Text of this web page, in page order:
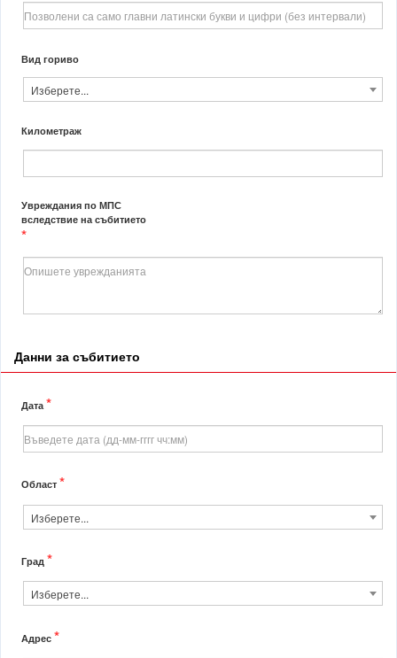
Вид гориво
Изберете...
Километраж
Увреждания по МПС
вследствие на събитието
*
Данни за събитието
Дата*
Област*
Изберете...
Град*
Изберете...
Адрес*